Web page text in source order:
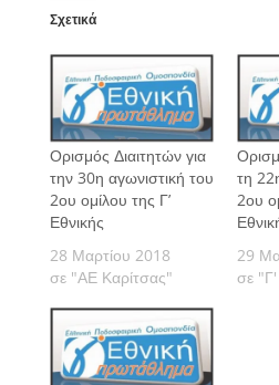
Σχετικά
Ορισμός Διαιτητών για
την 30η αγωνιστική του
2ου ομίλου της Γ’
Εθνικής
28 Μαρτίου 2018
σε "ΑΕ Καρίτσας"
τη
2ου
29
σε "Γ'